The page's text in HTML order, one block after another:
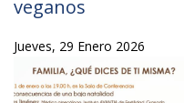
veganos
Jueves, 29 Enero 2026